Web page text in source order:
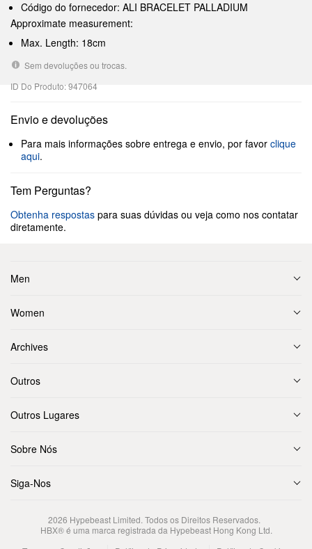
Código do fornecedor: ALI BRACELET PALLADIUM
Approximate measurement:
Max. Length: 18cm
Sem devoluções ou trocas.
ID Do Produto: 947064
Envio e devoluções
Para mais informações sobre entrega e envio, por favor clique
aqui.
Tem Perguntas?
Obtenha respostas para suas dúvidas ou veja como nos contatar
diretamente.
Men
Women
Archives
Outros
Outros Lugares
Sobre Nós
Siga-Nos
2026 Hypebeast Limited. Todos os Direitos Reservados.
HBX® é uma marca registrada da Hypebeast Hong Kong Ltd.